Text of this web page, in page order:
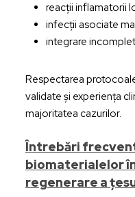
reacții inflamatorii
infecții asociate
integrare
Respectarea
validate și experiența
majoritatea cazurilor.
Întrebări
biomaterialelor
regenerare a